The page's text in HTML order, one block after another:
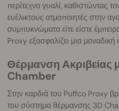
περίτεχνο γυαλί, καθιστώντας
ευέλικτους ατμοποιητές στην
συμπυκνώματα είτε είστε
Proxy εξασφαλίζει μια μοναδική
Θέρμανση Ακριβείας
Chamber
Στην καρδιά του Puffco Proxy
του σύστημα θέρμανσης 3D